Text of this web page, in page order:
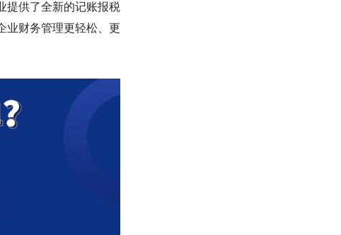
提供了全新的记账报税
业财务管理更轻松、更